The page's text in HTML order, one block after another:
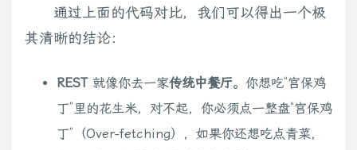
通过上面的代码对比，我们可以得出一个极
其清晰的结论：
REST就像你去一家传统中餐厅。你想吃“宫保鸡
丁”里的花生米，对不起，你必须点一整盘“宫保鸡
丁”（Over-fetching），如果你还想吃点青菜，